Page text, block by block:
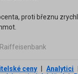
proti březnu
ceny Analytici